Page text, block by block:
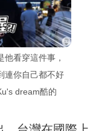
看穿這件事，
連你自己都不好
dream酷的